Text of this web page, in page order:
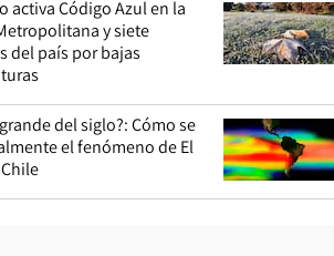
activa Código Azul en la
y siete
del país por bajas
del siglo?: Cómo se
el fenómeno de El